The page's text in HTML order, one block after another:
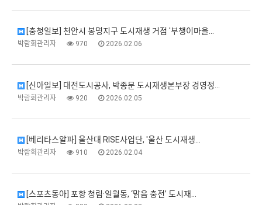
[충청일보] 천안시 봉명지구 도시재생 거점 '부챙이마을…
박람회관리자 970 2026.02.06
[신아일보] 대전도시공사, 박종문 도시재생본부장 경영정…
박람회관리자 920 2026.02.05
[베리타스알파] 울산대 RISE사업단, '울산 도시재생…
박람회관리자 910 2026.02.04
[스포츠동아] 포항 청림·일월동, ‘맑음 충전’ 도시재…